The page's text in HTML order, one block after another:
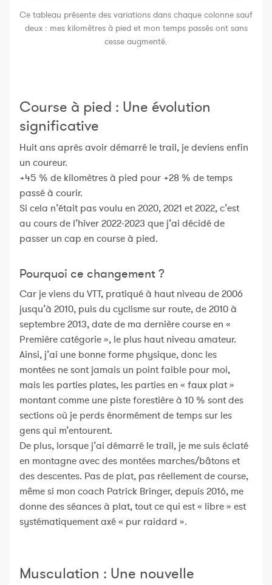
Ce tableau présente des variations dans chaque colonne sauf
deux : mes kilomètres à pied et mon temps passés ont sans
cesse augmenté.
Course à pied : Une évolution
significative
Huit ans après avoir démarré le trail, je deviens enfin
un coureur.
+45 % de kilomètres à pied pour +28 % de temps
passé à courir.
Si cela n’était pas voulu en 2020, 2021 et 2022, c’est
au cours de l’hiver 2022-2023 que j’ai décidé de
passer un cap en course à pied.
Pourquoi ce changement ?
Car je viens du VTT, pratiqué à haut niveau de 2006
jusqu’à 2010, puis du cyclisme sur route, de 2010 à
septembre 2013, date de ma dernière course en «
Première catégorie », le plus haut niveau amateur.
Ainsi, j’ai une bonne forme physique, donc les
montées ne sont jamais un point faible pour moi,
mais les parties plates, les parties en « faux plat »
montant comme une piste forestière à 10 % sont des
sections où je perds énormément de temps sur les
gens qui m’entourent.
De plus, lorsque j’ai démarré le trail, je me suis éclaté
en montagne avec des montées marches/bâtons et
des descentes. Pas de plat, pas réellement de course,
même si mon coach Patrick Bringer, depuis 2016, me
donne des séances à plat, tout ce qui est « libre » est
systématiquement axé « pur raidard ».
Musculation : Une nouvelle